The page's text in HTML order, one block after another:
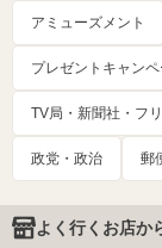
アミューズメント
プレゼントキャン
TV局・新聞社・フ
政党・政治 郵
よく行くお店か